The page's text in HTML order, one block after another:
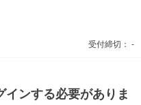
受付締切： -
インする必要がありま